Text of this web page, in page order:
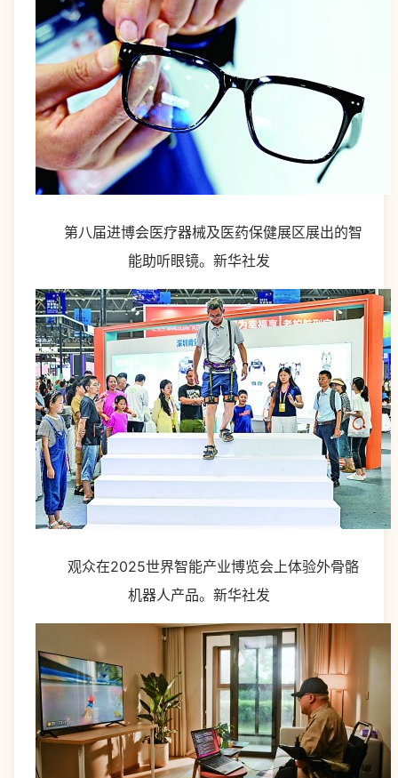
第八届进博会医疗器械及医药保健展区展出的智
能助听眼镜。新华社发
观众在2025世界智能产业博览会上体验外骨骼
机器人产品。新华社发